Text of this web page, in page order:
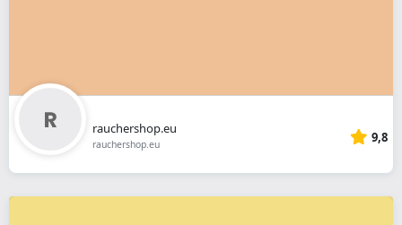
rauchershop.eu
rauchershop.eu 9,8